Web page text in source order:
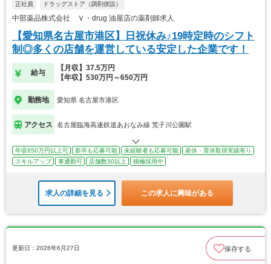
正社員 ドラッグストア（調剤併設）
中部薬品株式会社 Ｖ・drug 油屋店の薬剤師求人
【愛知県名古屋市港区】日祝休み♪19時定時のシフト
制◎多くの店舗を運営している安定した企業です！
給与
【月収】37.5万円
【年収】530万円～650万円
勤務地 愛知県 名古屋市港区
アクセス 名古屋臨海高速鉄道あおなみ線 荒子川公園駅
年収650万円以上可 新卒も応募可能 未経験者も応募可能
産休・育休取得実績有り
スキルアップ
車通勤可 店舗数30以上 積極採用中
求人の詳細を見る この求人に興味がある
更新日：2026年6月27日 保存する